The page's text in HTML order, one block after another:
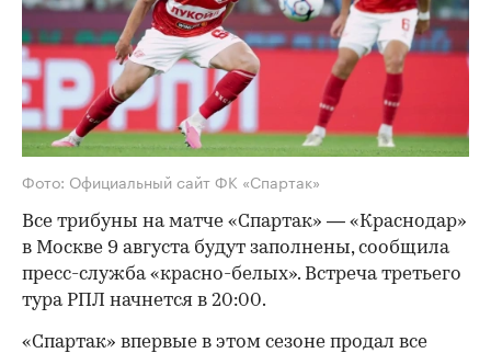
Фото: Официальный сайт ФК «Спартак»
Все трибуны на матче «Спартак» — «Краснодар»
в Москве 9 августа будут заполнены, сообщила
пресс-служба «красно-белых». Встреча третьего
тура РПЛ начнется в 20:00.
«Спартак» впервые в этом сезоне продал все